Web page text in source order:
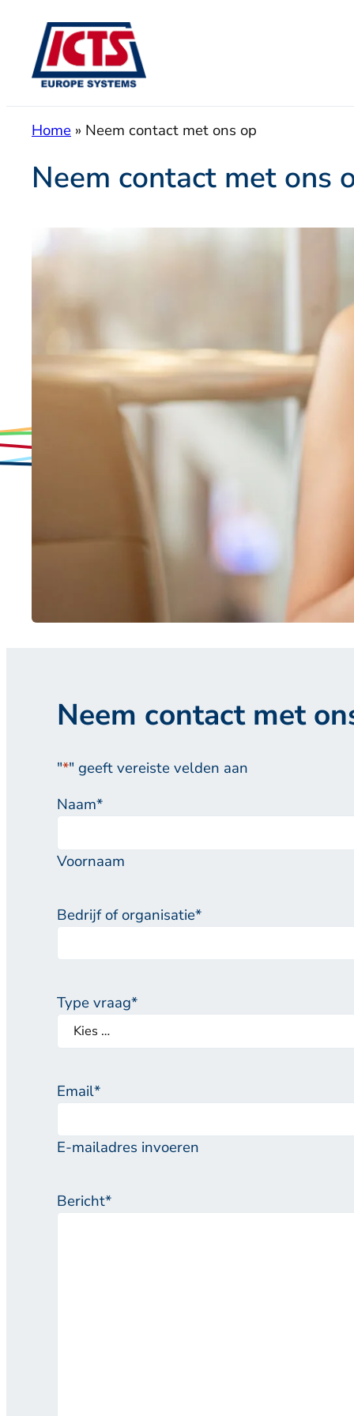
inhoud
Home » Neem contact met ons op
Neem contact met ons
Neem contact met
"*" geeft vereiste velden aan
Naam*
Voornaam
Bedrijf of organisatie*
Type vraag*
Email*
E-mailadres invoeren
Bericht*